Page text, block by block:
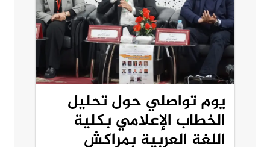
يوم تواصلي حول تحليل
الخطاب الإعلامي بكلية
اللغة العربية بمراكش